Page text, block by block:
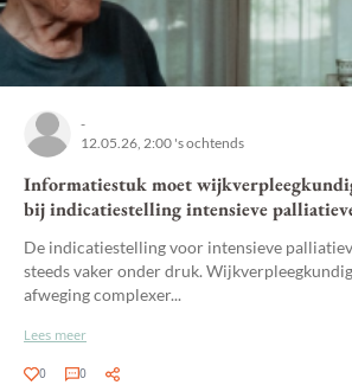
-
12.05.26, 2:00 's ochtends
Informatiestuk moet
bij indicatiestelling intensieve
De indicatiestelling voor intensieve
steeds vaker onder druk.
afweging complexer...
Lees meer
0 0